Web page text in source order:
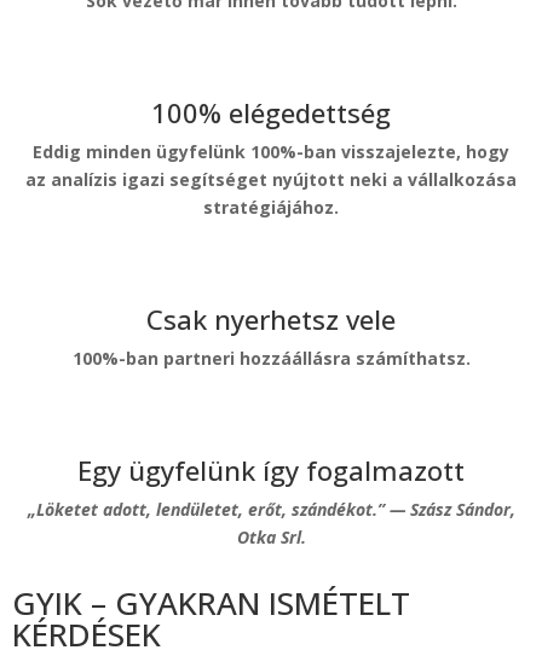
100% elégedettség
Eddig minden ügyfelünk 100%-ban visszajelezte, hogy
az analízis igazi segítséget nyújtott neki a vállalkozása
stratégiájához.
Csak nyerhetsz vele
100%-ban partneri hozzáállásra számíthatsz.
Egy ügyfelünk így fogalmazott
„Löketet adott, lendületet, erőt, szándékot.” — Szász Sándor,
Otka Srl.
GYIK – GYAKRAN ISMÉTELT
KÉRDÉSEK